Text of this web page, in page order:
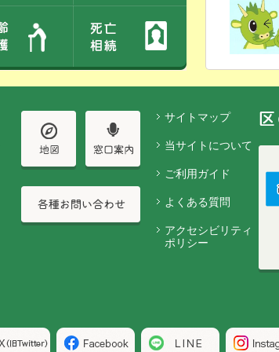
サイトマップ
当サイトについて
ご利用ガイド
よくある質問
アクセシビリティ
ポリシー